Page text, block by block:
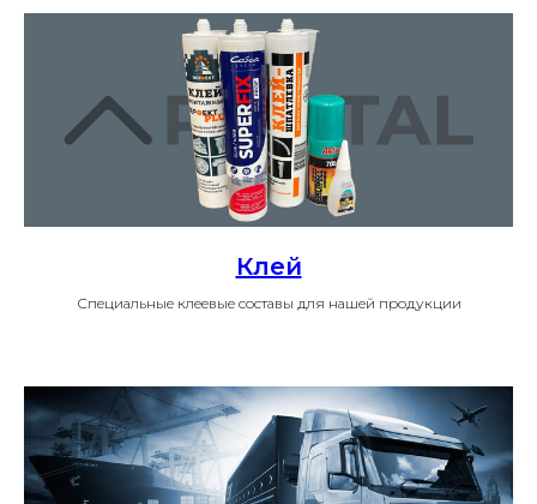
Клей
Специальные клеевые составы для нашей продукции